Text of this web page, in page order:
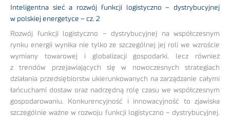
Inteligentna sieć a rozwój funkcji logistyczno – dystrybucyjnej
w polskiej energetyce – cz. 2
Rozwój funkcji logistyczno – dystrybucyjnej na współczesnym
rynku energii wynika nie tylko ze szczególnej jej roli we wzroście
wymiany towarowej i globalizacji gospodarki, lecz również
z trendów przejawiających się w nowoczesnych strategiach
działania przedsiębiorstw ukierunkowanych na zarządzanie całymi
łańcuchami dostaw oraz nadrzędną rolę czasu we współczesnym
gospodarowaniu. Konkurencyjność i innowacyjność to zjawiska
szczególnie ważne w rozwoju funkcji logistyczno – dystrybucyjnej.